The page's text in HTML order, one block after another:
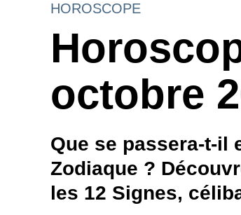
HOROSCOPE
octobre
Que se passera-t-il
Zodiaque ?
les 12 Signes,